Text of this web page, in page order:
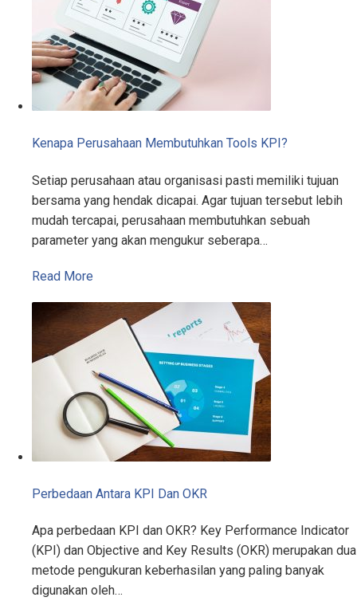
Kenapa Perusahaan Membutuhkan Tools KPI?
Setiap perusahaan atau organisasi pasti memiliki tujuan
bersama yang hendak dicapai. Agar tujuan tersebut lebih
mudah tercapai, perusahaan membutuhkan sebuah
parameter yang akan mengukur seberapa…
Read More
Perbedaan Antara KPI Dan OKR
Apa perbedaan KPI dan OKR? Key Performance Indicator
(KPI) dan Objective and Key Results (OKR) merupakan dua
metode pengukuran keberhasilan yang paling banyak
digunakan oleh…